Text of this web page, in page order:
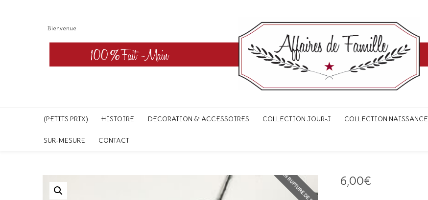
Bienvenue
(PETITS PRIX) HISTOIRE DECORATION & ACCESSOIRES COLLECTION JOUR-J COLLECTION NAISSANCE
SUR-MESURE CONTACT
EN RUPTURE DE STOCK 6,00€